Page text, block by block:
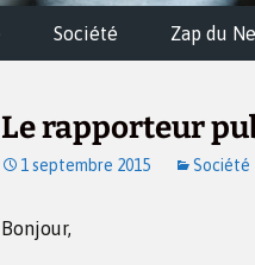
Société Zap du
Le rapporteur
1 septembre 2015 Société
Bonjour,